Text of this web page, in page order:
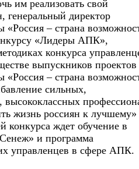
им реализовать свой
генеральный директор
«Россия – страна
«Лидеры АПК»,
конкурса
выпускников проектов
«Россия – страна
сильных,
жизнь россиян к лучшему»
конкурса ждет обучение в
и программа
управленцев в сфере АПК.